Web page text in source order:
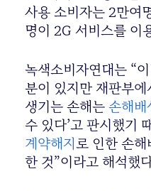
사용 소비자는 2만여
명이 2G 서비스를 이
녹색소비자연대는 “
분이 있지만 재판부
생기는 손해는손해배
수 있다’고 판시했기
계약해지로 인한 손해
한 것”이라고 해석했